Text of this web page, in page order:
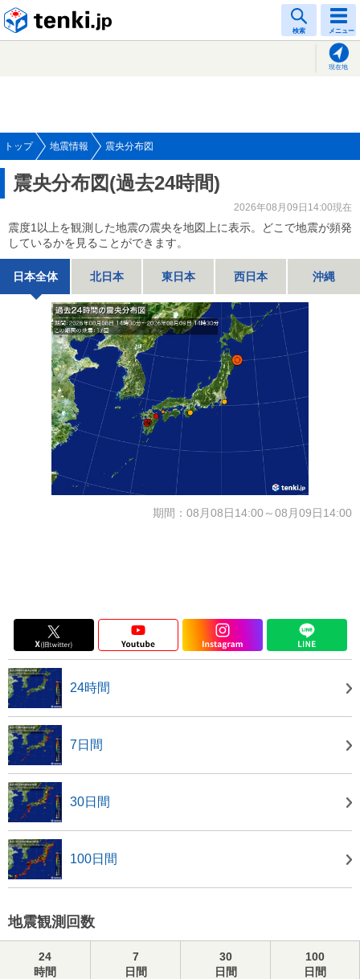
検索 メニュー
現在地
トップ 地震情報 震央分布図
震央分布図(過去24時間)
2026年08月09日14:00現在
震度1以上を観測した地震の震央を地図上に表示。どこで地震が頻発
しているかを見ることができます。
日本全体 北日本 東日本 西日本 沖縄
期間：08月08日14:00～08月09日14:00
24時間
7日間
30日間
100日間
地震観測回数
24
時間
7
日間
30
日間
100
日間